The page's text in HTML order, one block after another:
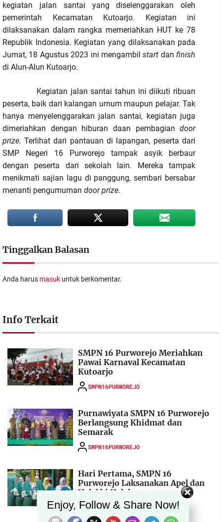
kegiatan jalan santai yang diselenggarakan oleh
pemerintah Kecamatan Kutoarjo. Kegiatan ini
dilaksanakan dalam rangka memeriahkan HUT ke 78
Republik Indonesia. Kegiatan yang dilaksanakan pada
Jumat, 18 Agustus 2023 ini mengambilstart danfinish
di Alun-Alun Kutoarjo.
Kegiatan jalan santai tahun ini diikuti ribuan
peserta, baik dari kalangan umum maupun pelajar. Tak
hanya menyelenggarakan jalan santai, kegiatan juga
dimeriahkan dengan hiburan daan pembagiandoor
prize.Terlihat dari pantauan di lapangan, peserta dari
SMP Negeri 16 Purworejo tampak asyik berbaur
dengan peserta dari sekolah lain. Mereka tampak
menikmati sajian lagu di panggung, sembari bersabar
menanti pengumuman door prize.
Tinggalkan Balasan
Anda harus masuk untuk berkomentar.
Info Terkait
SMPN 16 Purworejo Meriahkan
Pawai Karnaval Kecamatan
Kutoarjo
SMPN16PURWOREJO
Purnawiyata SMPN 16 Purworejo
Berlangsung Khidmat dan
Semarak
SMPN16PURWOREJO
Hari Pertama, SMPN 16
Purworejo Laksanakan Apel dan
Halal bi Halal
SMPN16PURWOREJO
Enjoy, Follow & Share Now!
Set Youtube Channel ID